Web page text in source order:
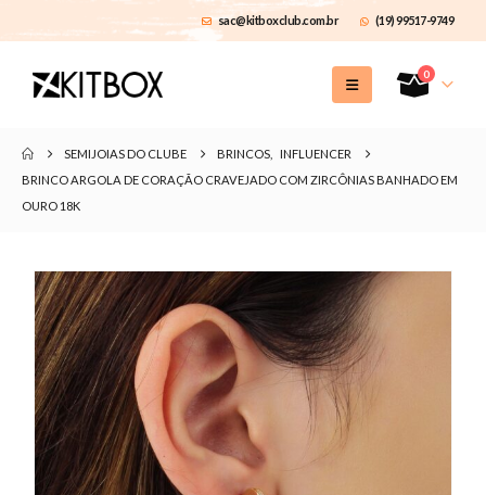
sac@kitboxclub.com.br (19) 99517-9749
0
SEMIJOIAS DO CLUBE BRINCOS
INFLUENCER
BRINCO ARGOLA DE CORAÇÃO CRAVEJADO COM ZIRCÔNIAS BANHADO EM
OURO 18K